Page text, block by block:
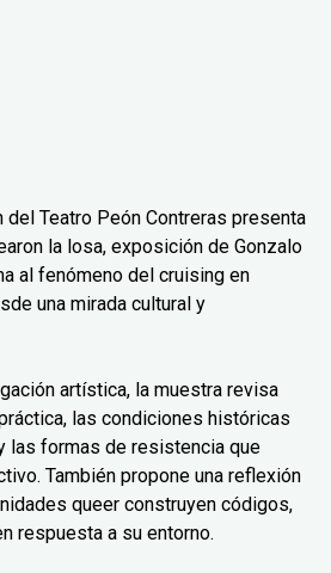
del Teatro Peón Contreras presenta
la losa, exposición de Gonzalo
al fenómeno del cruising en
una mirada cultural y
artística, la muestra revisa
las condiciones históricas
las formas de resistencia que
También propone una reflexión
queer construyen códigos,
respuesta a su entorno.